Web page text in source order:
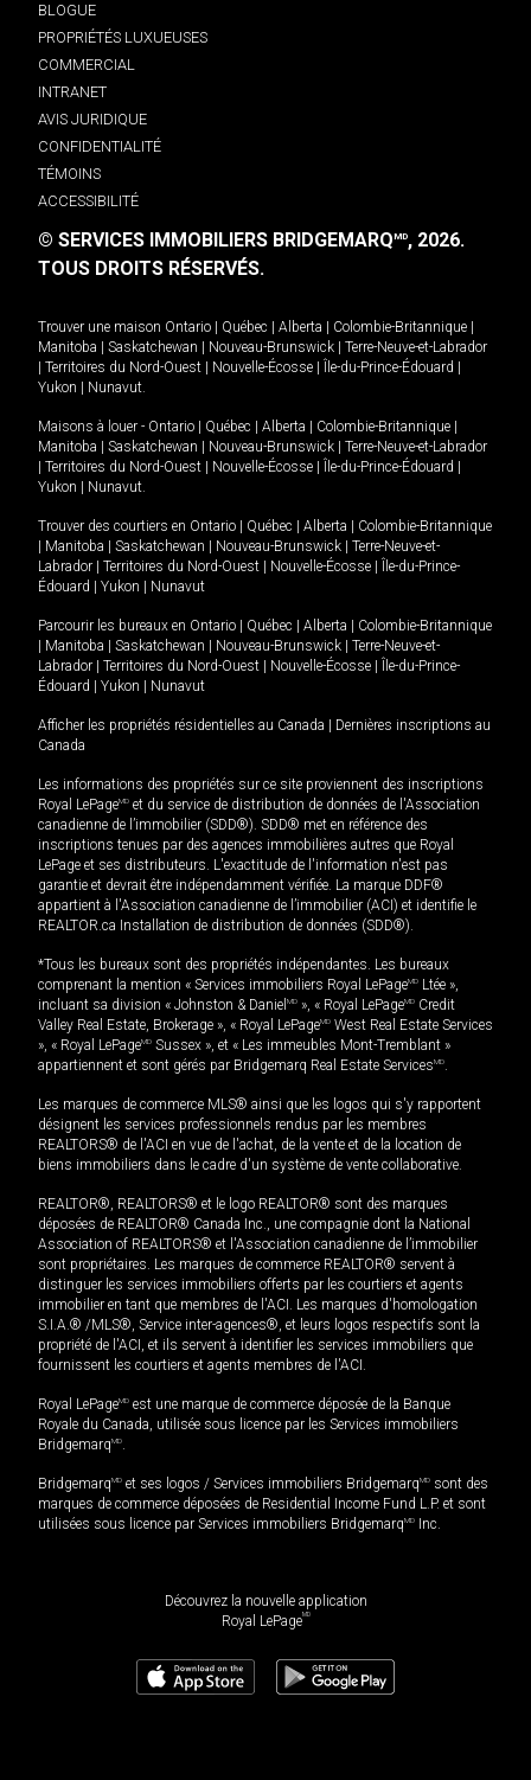
BLOGUE
PROPRIÉTÉS LUXUEUSES
COMMERCIAL
INTRANET
AVIS JURIDIQUE
CONFIDENTIALITÉ
TÉMOINS
ACCESSIBILITÉ
© SERVICES IMMOBILIERS BRIDGEMARQMD, 2026.
TOUS DROITS RÉSERVÉS.
Trouver une maison Ontario Québec Alberta Colombie-Britannique
Manitoba
Saskatchewan Nouveau-Brunswick
Terre-Neuve-et-Labrador
Territoires du Nord-Ouest Nouvelle-Écosse Île-du-Prince-Édouard
Yukon
Nunavut.
Maisons à louer - Ontario Québec Alberta Colombie-Britannique
Manitoba
Saskatchewan Nouveau-Brunswick
Terre-Neuve-et-Labrador
Territoires du Nord-Ouest Nouvelle-Écosse Île-du-Prince-Édouard
Yukon
Nunavut.
Trouver des courtiers en Ontario Québec Alberta
Colombie-Britannique
Manitoba Saskatchewan Nouveau-Brunswick
Terre-Neuve-et-
Labrador
Territoires du Nord-Ouest Nouvelle-Écosse
Île-du-Prince-
Édouard
Yukon Nunavut
Parcourir les bureaux en Ontario Québec Alberta
Colombie-Britannique
Manitoba Saskatchewan Nouveau-Brunswick
Terre-Neuve-et-
Labrador
Territoires du Nord-Ouest Nouvelle-Écosse
Île-du-Prince-
Édouard
Yukon Nunavut
Afficher les propriétés résidentielles au Canada
Dernières inscriptions au
Canada
Les informations des propriétés sur ce site proviennent des inscriptions
Royal LePageMD et du service de distribution de données de l'Association
canadienne de l’immobilier (SDD®). SDD® met en référence des
inscriptions tenues par des agences immobilières autres que Royal
LePage et ses distributeurs. L'exactitude de l'information n'est pas
garantie et devrait être indépendamment vérifiée. La marque DDF®
appartient à l'Association canadienne de l’immobilier (ACI) et identifie le
REALTOR.ca Installation de distribution de données (SDD®).
*Tous les bureaux sont des propriétés indépendantes. Les bureaux
comprenant la mention « Services immobiliers Royal LePageMD Ltée »,
incluant sa division « Johnston & Daniel MD », « Royal LePageMD Credit
Valley Real Estate, Brokerage », « Royal LePageMD West Real Estate Services
», « Royal LePageMD Sussex », et « Les immeubles Mont-Tremblant »
appartiennent et sont gérés par Bridgemarq Real Estate ServicesMD.
Les marques de commerce MLS® ainsi que les logos qui s'y rapportent
désignent les services professionnels rendus par les membres
REALTORS® de l'ACI en vue de l'achat, de la vente et de la location de
biens immobiliers dans le cadre d'un système de vente collaborative.
REALTOR®, REALTORS® et le logo REALTOR® sont des marques
déposées de REALTOR® Canada Inc., une compagnie dont la National
Association of REALTORS® et l'Association canadienne de l’immobilier
sont propriétaires. Les marques de commerce REALTOR® servent à
distinguer les services immobiliers offerts par les courtiers et agents
immobilier en tant que membres de l'ACI. Les marques d'homologation
S.I.A.® /MLS®, Service inter-agences®, et leurs logos respectifs sont la
propriété de l'ACI, et ils servent à identifier les services immobiliers que
fournissent les courtiers et agents membres de l'ACI.
Royal LePageMD est une marque de commerce déposée de la Banque
Royale du Canada, utilisée sous licence par les Services immobiliers
BridgemarqMD.
BridgemarqMD et ses logos / Services immobiliers BridgemarqMD sont des
marques de commerce déposées de Residential Income Fund L.P. et sont
utilisées sous licence par Services immobiliers BridgemarqMD Inc.
Découvrez la nouvelle application
Royal LePageMD